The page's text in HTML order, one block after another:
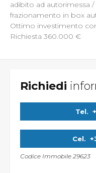
adibito ad autorimessa
frazionamento in box
Ottimo investimento
Richiesta 360.000 €
Richiedi
Tel.
Cel.
Codice Immobile 29623